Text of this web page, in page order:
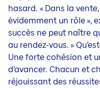
hasard. « Dans la
évidemment un rôle »,
succès ne peut naître
au rendez-vous. »
Une forte cohésion et
d’avancer. Chacun et
réjouissant des